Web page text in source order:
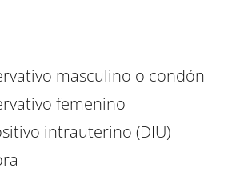
masculino o condón
femenino
intrauterino (DIU)